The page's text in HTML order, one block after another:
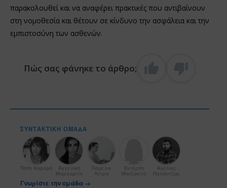
παρακολουθεί και να αναφέρει πρακτικές που αντιβαίνουν
στη νομοθεσία και θέτουν σε κίνδυνο την ασφάλεια και την
εμπιστοσύνη των ασθενών.
Πώς σας φάνηκε το άρθρο;
ΣΥΝΤΑΚΤΙΚΉ ΟΜΆΔΑ
Πόπη Χαραμή
Αγγελική
Μαργαρίτη
Πάμελα
Λύτρα
Ευτέρπη
Μουζακίτη
Αιμίλιος
Παλάντζας
Γνωρίστε την ομάδα →